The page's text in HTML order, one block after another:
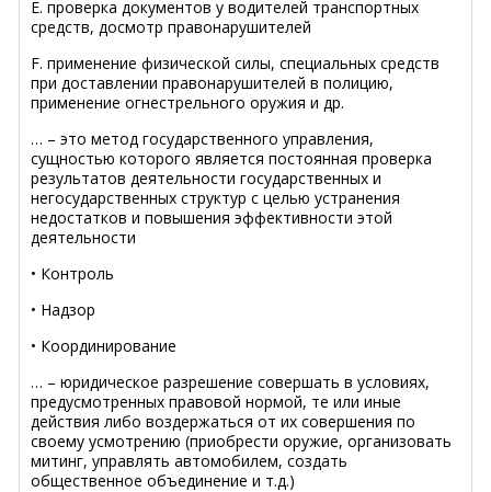
E. проверка документов у водителей транспортных
средств, досмотр правонарушителей
F. применение физической силы, специальных средств
при доставлении правонарушителей в полицию,
применение огнестрельного оружия и др.
… – это метод государственного управления,
сущностью которого является постоянная проверка
результатов деятельности государственных и
негосударственных структур с целью устранения
недостатков и повышения эффективности этой
деятельности
• Контроль
• Надзор
• Координирование
… – юридическое разрешение совершать в условиях,
предусмотренных правовой нормой, те или иные
действия либо воздержаться от их совершения по
своему усмотрению (приобрести оружие, организовать
митинг, управлять автомобилем, создать
общественное объединение и т.д.)